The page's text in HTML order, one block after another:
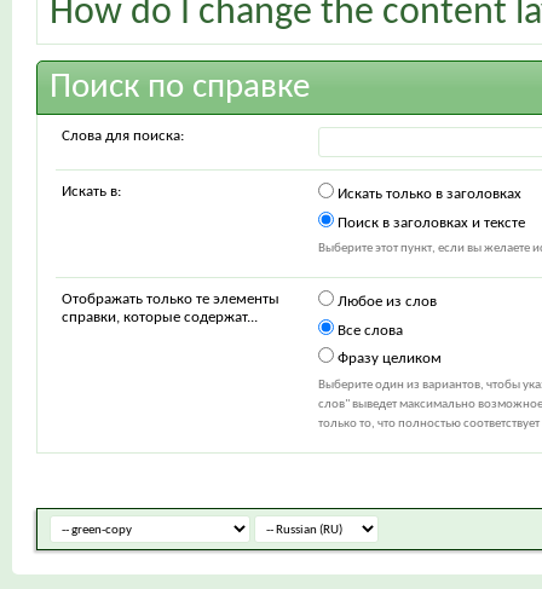
How do I change the content
Поиск по справке
Слова для поиска:
Искать в:
Искать только в заголовках
Поиск в заголовках и тексте
Выберите этот пункт, если вы желаете
Отображать только те элементы
справки, которые содержат...
Любое из слов
Все слова
Фразу целиком
Выберите один из вариантов, чтобы
слов" выведет максимально возможное
только то, что полностью